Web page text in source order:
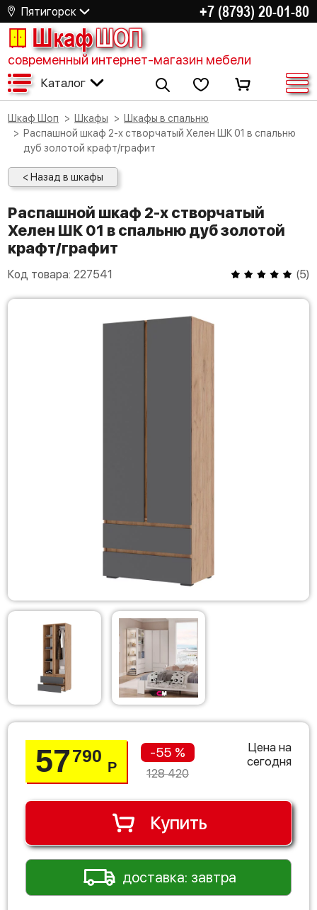
Пятигорск +7 (8793) 20-01-80
ШкафШОП
современный интернет-магазин мебели
Каталог
Шкаф Шоп Шкафы
Шкафы в спальню
Распашной шкаф 2-х створчатый Хелен ШК 01 в спальню
дуб золотой крафт/графит
< Назад в шкафы
Распашной шкаф 2-х створчатый
Хелен ШК 01 в спальню дуб золотой
крафт/графит
Код товара: 227541 (5)
57790
Р
-55 %
128 420
Цена на
сегодня
Купить
доставка: завтра